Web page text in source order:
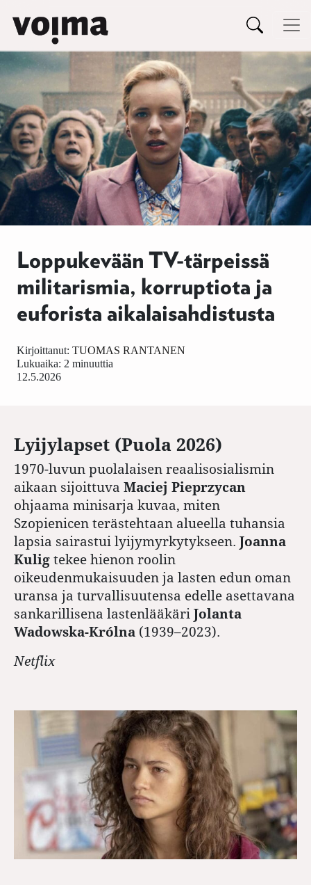
Siirry sisältöön
Päävalikko
Loppukevään TV-tärpeissä
militarismia, korruptiota ja
euforista aikalaisahdistusta
12.5.2026
Kirjoittanut: TUOMAS RANTANEN
Lukuaika: 2 minuuttia
Lyijylapset (Puola 2026)
1970-luvun puolalaisen reaalisosialismin
aikaan sijoittuva Maciej Pieprzycan
ohjaama minisarja kuvaa, miten
Szopienicen terästehtaan alueella tuhansia
lapsia sairastui lyijymyrkytykseen. Joanna
Kulig tekee hienon roolin
oikeudenmukaisuuden ja lasten edun oman
uransa ja turvallisuutensa edelle asettavana
sankarillisena lastenlääkäri Jolanta
Wadowska-Królna (1939–2023).
Netflix